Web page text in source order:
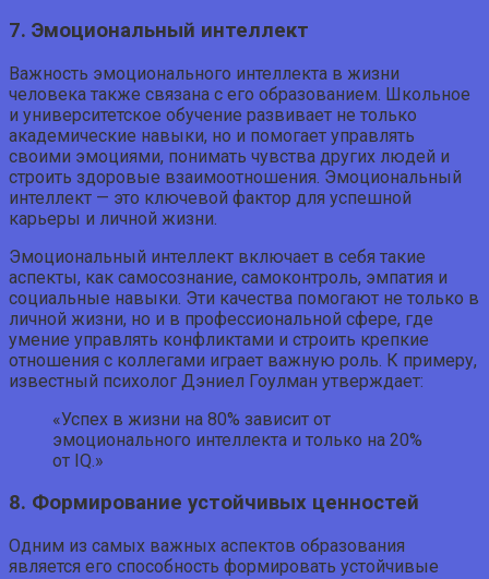
7. Эмоциональный интеллект
Важность эмоционального интеллекта в жизни
человека также связана с его образованием. Школьное
и университетское обучение развивает не только
академические навыки, но и помогает управлять
своими эмоциями, понимать чувства других людей и
строить здоровые взаимоотношения. Эмоциональный
интеллект — это ключевой фактор для успешной
карьеры и личной жизни.
Эмоциональный интеллект включает в себя такие
аспекты, как самосознание, самоконтроль, эмпатия и
социальные навыки. Эти качества помогают не только в
личной жизни, но и в профессиональной сфере, где
умение управлять конфликтами и строить крепкие
отношения с коллегами играет важную роль. К примеру,
известный психолог Дэниел Гоулман утверждает:
«Успех в жизни на 80% зависит от
эмоционального интеллекта и только на 20%
от IQ.»
8. Формирование устойчивых ценностей
Одним из самых важных аспектов образования
является его способность формировать устойчивые